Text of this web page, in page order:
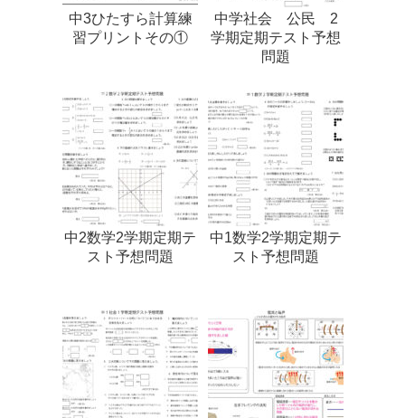
中3ひたすら計算練
習プリントその①
中学社会 公民 2
学期定期テスト予想
問題
中2数学2学期定期テ
スト予想問題
中1数学2学期定期テ
スト予想問題